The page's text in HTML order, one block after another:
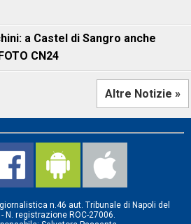
a Castel di Sangro anche
CN24
Altre Notizie »
n.46 aut. Tribunale di Napoli del
N. registrazione ROC-27006.